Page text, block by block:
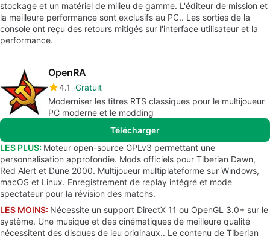
stockage et un matériel de milieu de gamme. L'éditeur de mission et
la meilleure performance sont exclusifs au PC.. Les sorties de la
console ont reçu des retours mitigés sur l'interface utilisateur et la
performance.
OpenRA
4.1 Gratuit
Moderniser les titres RTS classiques pour le multijoueur
PC moderne et le modding
Télécharger
LES PLUS: Moteur open-source GPLv3 permettant une
personnalisation approfondie. Mods officiels pour Tiberian Dawn,
Red Alert et Dune 2000. Multijoueur multiplateforme sur Windows,
macOS et Linux. Enregistrement de replay intégré et mode
spectateur pour la révision des matchs.
LES MOINS: Nécessite un support DirectX 11 ou OpenGL 3.0+ sur le
système. Une musique et des cinématiques de meilleure qualité
nécessitent des disques de jeu originaux.. Le contenu de Tiberian